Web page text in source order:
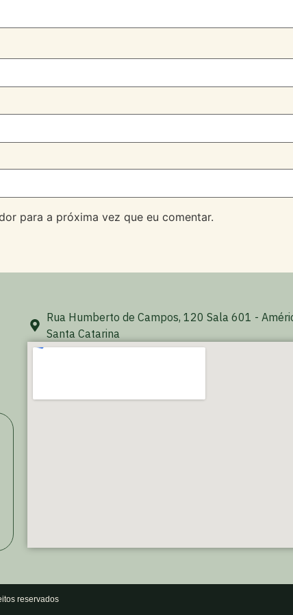
para a próxima vez que eu comentar.
Rua Humberto de Campos, 120 Sala 601 -
Santa Catarina
reservados